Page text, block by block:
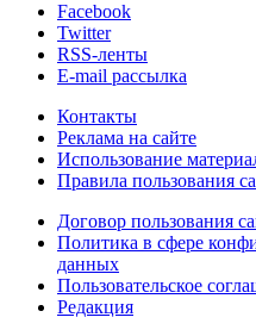
Facebook
Twitter
RSS-ленты
E-mail рассылка
Контакты
Реклама на сайте
Использование
Правила пользования
Договор пользования
Политика в сфере
данных
Пользовательское
Редакция